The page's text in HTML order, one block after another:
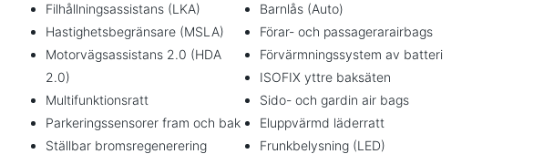
Filhållningsassistans (LKA)
Hastighetsbegränsare (MSLA)
Motorvägsassistans 2.0 (HDA
2.0)
Multifunktionsratt
Parkeringssensorer fram och bak
Ställbar bromsregenerering
Barnlås (Auto)
Förar- och passagerarairbags
Förvärmningssystem av batteri
ISOFIX yttre baksäten
Sido- och gardin air bags
Eluppvärmd läderratt
Frunkbelysning (LED)